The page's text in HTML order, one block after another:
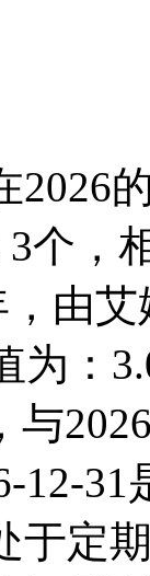
2026
个，
由
为：
与
12-
于定